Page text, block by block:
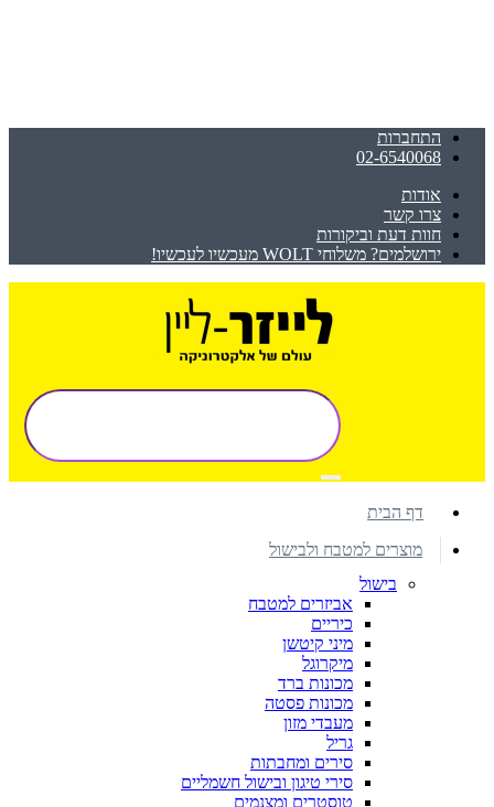
התחברות
02-6540068
אודות
צרו קשר
חוות דעת וביקורות
ירושלמים? משלוחי WOLT מעכשיו לעכשיו!
דף הבית
מוצרים למטבח ולבישול
בישול
אביזרים למטבח
כיריים
מיני קיטשן
מיקרוגל
מכונות ברד
מכונות פסטה
מעבדי מזון
גריל
סירים ומחבתות
סירי טיגון ובישול חשמליים
טוסטרים ומצנמים